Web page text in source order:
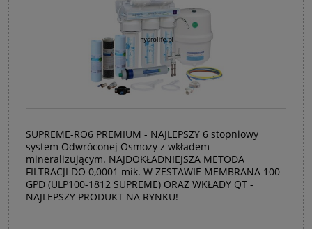
SUPREME-RO6 PREMIUM - NAJLEPSZY 6 stopniowy
system Odwróconej Osmozy z wkładem
mineralizującym. NAJDOKŁADNIEJSZA METODA
FILTRACJI DO 0,0001 mik. W ZESTAWIE MEMBRANA 100
GPD (ULP100-1812 SUPREME) ORAZ WKŁADY QT -
NAJLEPSZY PRODUKT NA RYNKU!